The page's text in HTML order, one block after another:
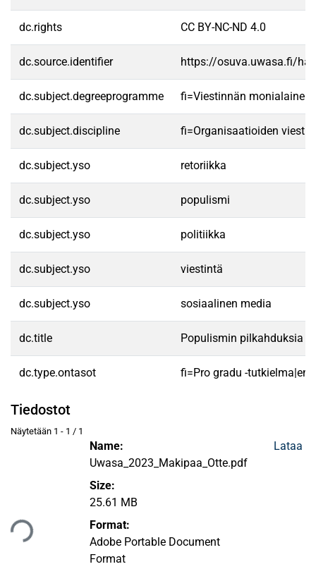
dc.rights CC BY-NC-ND 4.0
dc.source.identifier https://osuva.uwasa.fi/
dc.subject.degreeprogramme fi=Viestinnän
dc.subject.discipline fi=Organisaatioiden
dc.subject.yso retoriikka
dc.subject.yso populismi
dc.subject.yso politiikka
dc.subject.yso viestintä
dc.subject.yso sosiaalinen media
dc.title Populismin pilkahduksia :
dc.type.ontasot fi=Pro gradu -
Tiedostot
Näytetään 1 - 1 / 1
Name:
Uwasa_2023_Makipaa_Otte.pdf
Size:
25.61 MB
Format:
Adobe Portable Document
Format
Lataa